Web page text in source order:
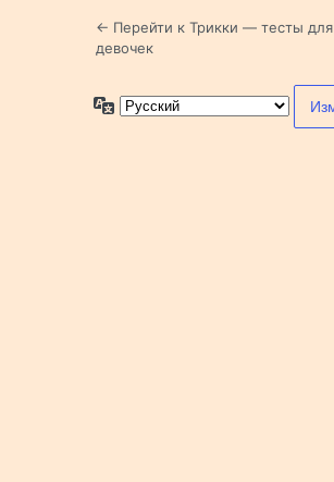
← Перейти к Трикки — тесты для
девочек
Язык